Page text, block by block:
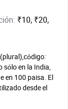
₹10, ₹20,
sólo en la India,
en 100 paisa. El
desde el